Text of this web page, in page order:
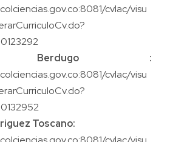
cvlac/visu
Berdugo :
cvlac/visu
Toscano: